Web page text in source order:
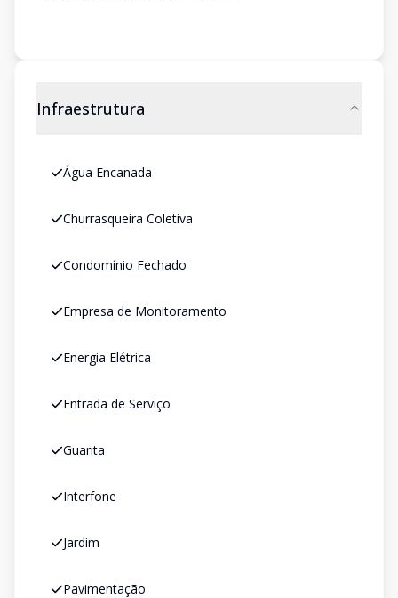
Infraestrutura
Água Encanada
Churrasqueira Coletiva
Condomínio Fechado
Empresa de Monitoramento
Energia Elétrica
Entrada de Serviço
Guarita
Interfone
Jardim
Pavimentação